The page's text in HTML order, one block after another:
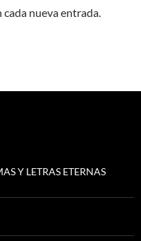
nueva entrada.
Y LETRAS ETERNAS